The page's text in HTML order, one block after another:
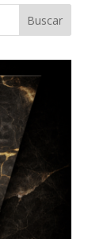
Buscar